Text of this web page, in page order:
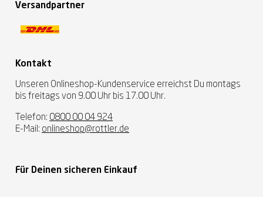
Versandpartner
Kontakt
Unseren Onlineshop-Kundenservice erreichst Du montags
bis freitags von 9.00 Uhr bis 17.00 Uhr.
Telefon: 0800 00 04 924
E-Mail: onlineshop@rottler.de
Für Deinen sicheren Einkauf